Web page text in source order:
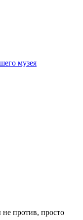
музея
против, просто